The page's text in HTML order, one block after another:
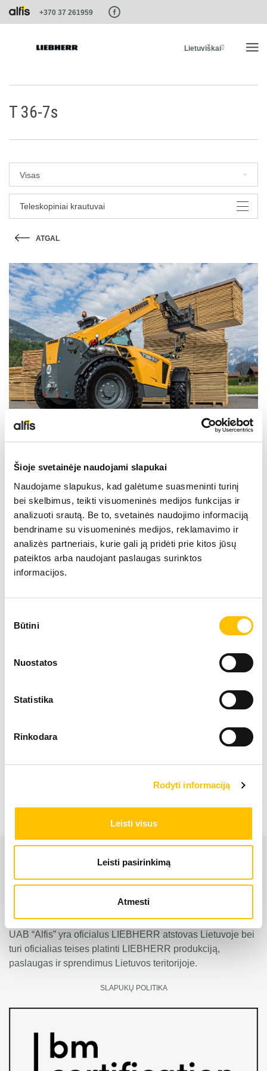
Šioje svetainėje naudojami slapukai
Naudojame slapukus, kad galėtume suasmeninti turinį
bei skelbimus, teikti visuomeninės medijos funkcijas ir
analizuoti srautą. Be to, svetainės naudojimo informaciją
bendriname su visuomeninės medijos, reklamavimo ir
analizės partneriais, kurie gali ją pridėti prie kitos jūsų
pateiktos arba naudojant paslaugas surinktos
informacijos.
pasirinkimas
Būtini
Nuostatos
Statistika
Rinkodara
Rodyti informaciją
Leisti visus
Leisti pasirinkimą
Atmesti
Paste this code as high in the of the page as possible:
+370 37 261959
Lietuviškai
PASLAUGOS IR SPRENDIMAI
LIEBHERR SISTEMOS
NAUDOTA LIEBHERR TECHNIKA
KARJEROS GALIMYBĖS
APIE MUS
KONTAKTAI
T 36-7s
Visas
Teleskopiniai krautuvai
ATGAL
Techniniai duomenys
Darbinis svoris
Variklio galia
Keliamoji galia
Teleskopinis krautuvas T 36-7s
UAB “Alfis” yra oficialus LIEBHERR atstovas Lietuvoje bei
turi oficialias teises platinti LIEBHERR produkciją,
paslaugas ir sprendimus Lietuvos teritorijoje.
SLAPUKŲ POLITIKA